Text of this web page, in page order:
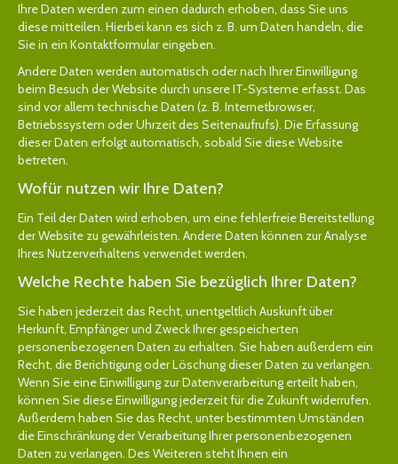
Ihre Daten werden zum einen dadurch erhoben, dass Sie uns
diese mitteilen. Hierbei kann es sich z. B. um Daten handeln, die
Sie in ein Kontaktformular eingeben.
Andere Daten werden automatisch oder nach Ihrer Einwilligung
beim Besuch der Website durch unsere IT-Systeme erfasst. Das
sind vor allem technische Daten (z. B. Internetbrowser,
Betriebssystem oder Uhrzeit des Seitenaufrufs). Die Erfassung
dieser Daten erfolgt automatisch, sobald Sie diese Website
betreten.
Wofür nutzen wir Ihre Daten?
Ein Teil der Daten wird erhoben, um eine fehlerfreie Bereitstellung
der Website zu gewährleisten. Andere Daten können zur Analyse
Ihres Nutzerverhaltens verwendet werden.
Welche Rechte haben Sie bezüglich Ihrer Daten?
Sie haben jederzeit das Recht, unentgeltlich Auskunft über
Herkunft, Empfänger und Zweck Ihrer gespeicherten
personenbezogenen Daten zu erhalten. Sie haben außerdem ein
Recht, die Berichtigung oder Löschung dieser Daten zu verlangen.
Wenn Sie eine Einwilligung zur Datenverarbeitung erteilt haben,
können Sie diese Einwilligung jederzeit für die Zukunft widerrufen.
Außerdem haben Sie das Recht, unter bestimmten Umständen
die Einschränkung der Verarbeitung Ihrer personenbezogenen
Daten zu verlangen. Des Weiteren steht Ihnen ein